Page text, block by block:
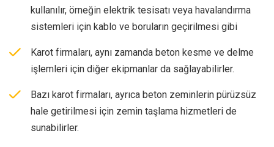
kullanılır, örneğin elektrik tesisatı veya havalandırma
sistemleri için kablo ve boruların geçirilmesi gibi
Karot firmaları, aynı zamanda beton kesme ve delme
işlemleri için diğer ekipmanlar da sağlayabilirler.
Bazı karot firmaları, ayrıca beton zeminlerin pürüzsüz
hale getirilmesi için zemin taşlama hizmetleri de
sunabilirler.